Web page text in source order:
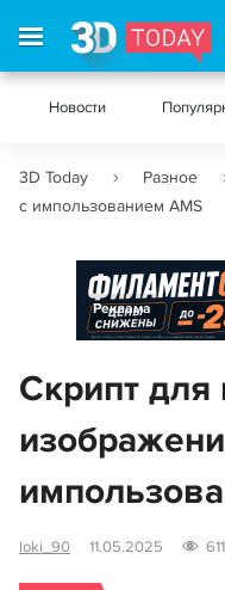
Новости
3D Today Разное
с импользованием AMS
Реклама
Скрипт для
loki_90 11.05.2025